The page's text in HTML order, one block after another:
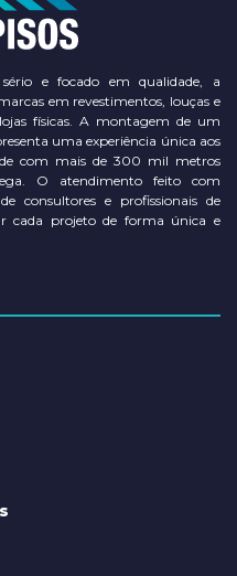
e focado em qualidade, a
em revestimentos, louças e
físicas. A montagem de um
uma experiência única aos
com mais de 300 mil metros
O atendimento feito com
consultores e profissionais de
cada projeto de forma única e